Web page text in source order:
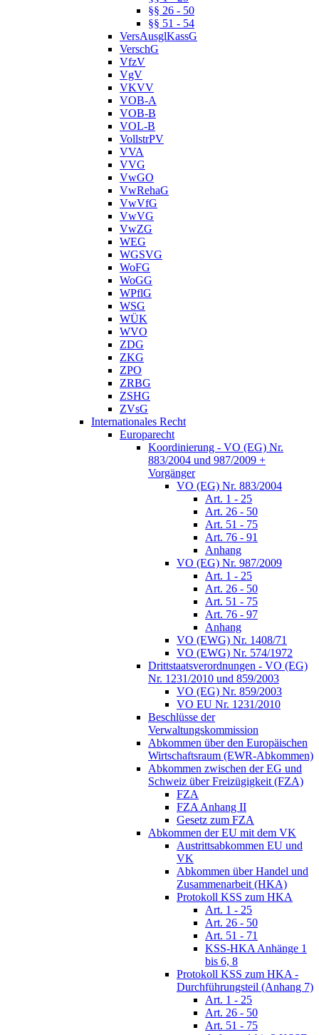
§§ 26 - 50
§§ 51 - 54
VersAusglKassG
VerschG
VfzV
VgV
VKVV
VOB-A
VOB-B
VOL-B
VollstrPV
VVA
VVG
VwGO
VwRehaG
VwVfG
VwVG
VwZG
WEG
WGSVG
WoFG
WoGG
WPflG
WSG
WÜK
WVO
ZDG
ZKG
ZPO
ZRBG
ZSHG
ZVsG
Internationales Recht
Europarecht
Koordinierung - VO (EG) Nr.
883/2004 und 987/2009 +
Vorgänger
VO (EG) Nr. 883/2004
Art. 1 - 25
Art. 26 - 50
Art. 51 - 75
Art. 76 - 91
Anhang
VO (EG) Nr. 987/2009
Art. 1 - 25
Art. 26 - 50
Art. 51 - 75
Art. 76 - 97
Anhang
VO (EWG) Nr. 1408/71
VO (EWG) Nr. 574/1972
Drittstaatsverordnungen - VO (EG)
Nr. 1231/2010 und 859/2003
VO (EG) Nr. 859/2003
VO EU Nr. 1231/2010
Beschlüsse der
Verwaltungskommission
Abkommen über den Europäischen
Wirtschaftsraum (EWR-Abkommen)
Abkommen zwischen der EG und
Schweiz über Freizügigkeit (FZA)
FZA
FZA Anhang II
Gesetz zum FZA
Abkommen der EU mit dem VK
Austrittsabkommen EU und
VK
Abkommen über Handel und
Zusammenarbeit (HKA)
Protokoll KSS zum HKA
Art. 1 - 25
Art. 26 - 50
Art. 51 - 71
KSS-HKA Anhänge 1
bis 6, 8
Protokoll KSS zum HKA -
Durchführungsteil (Anhang 7)
Art. 1 - 25
Art. 26 - 50
Art. 51 - 75